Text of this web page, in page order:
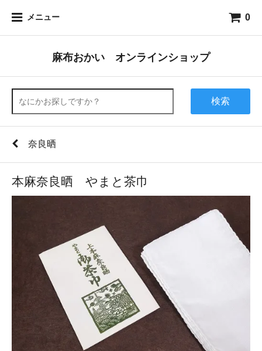
メニュー 0
麻布おかい オンラインショップ
検索
奈良晒
本麻奈良晒 やまと茶巾